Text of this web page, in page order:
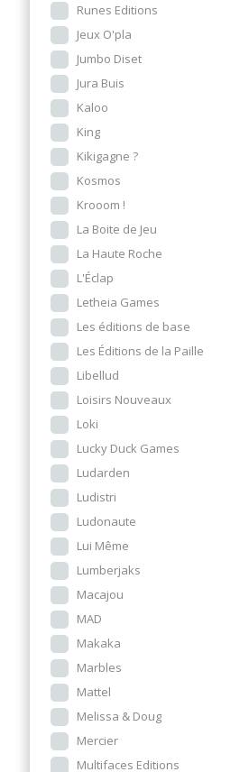
Runes Editions
Jeux O'pla
Jumbo Diset
Jura Buis
Kaloo
King
Kikigagne ?
Kosmos
Krooom !
La Boite de Jeu
La Haute Roche
L'Éclap
Letheia Games
Les éditions de base
Les Éditions de la Paille
Libellud
Loisirs Nouveaux
Loki
Lucky Duck Games
Ludarden
Ludistri
Ludonaute
Lui Même
Lumberjaks
Macajou
MAD
Makaka
Marbles
Mattel
Melissa & Doug
Mercier
Multifaces Editions